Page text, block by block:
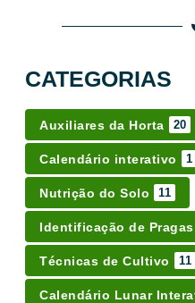
CATEGORIAS
Auxiliares da Horta 20
Calendário interativo 1
Nutrição do Solo 11
Identificação de Pragas
Técnicas de Cultivo 11
Calendário Lunar